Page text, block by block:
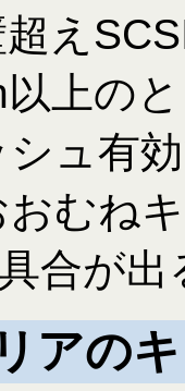
超え
上の
ュ有
むね
合が
アの